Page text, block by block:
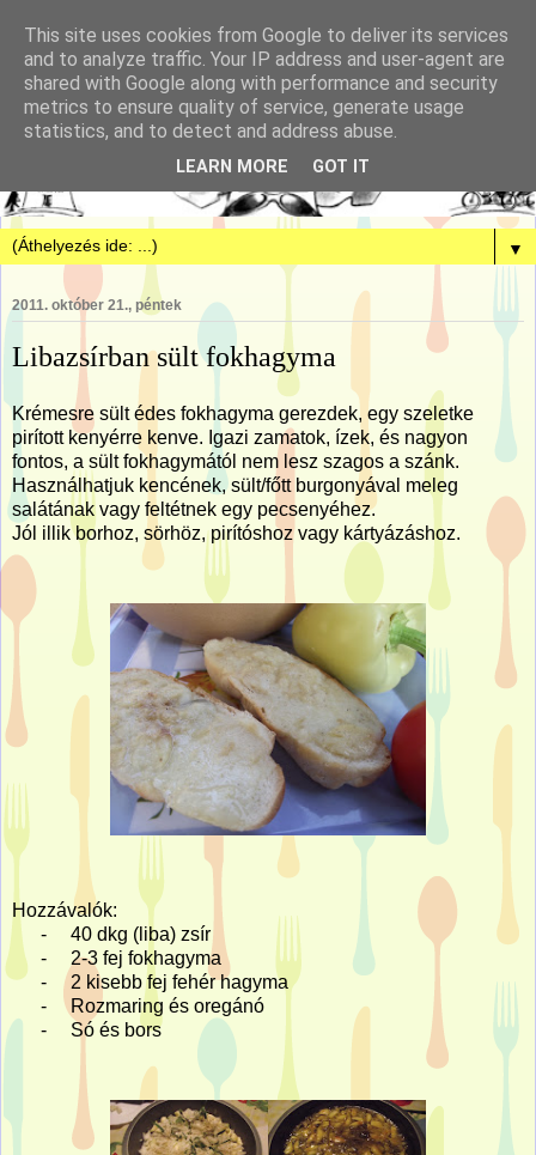
▼
2011. október 21., péntek
Libazsírban sült fokhagyma
Krémesre sült édes fokhagyma gerezdek, egy szeletke
pirított kenyérre kenve. Igazi zamatok, ízek, és nagyon
fontos, a sült fokhagymától nem lesz szagos a szánk.
Használhatjuk kencének, sült/főtt burgonyával meleg
salátának vagy feltétnek egy pecsenyéhez.
Jól illik borhoz, sörhöz, pirítóshoz vagy kártyázáshoz.
Hozzávalók:
-
40 dkg (liba) zsír
-
2-3 fej fokhagyma
-
2 kisebb fej fehér hagyma
-
Rozmaring és oregánó
-
Só és bors
This site uses cookies from Google to deliver its services
and to analyze traffic. Your IP address and user-agent are
shared with Google along with performance and security
metrics to ensure quality of service, generate usage
statistics, and to detect and address abuse.
LEARN MORE GOT IT